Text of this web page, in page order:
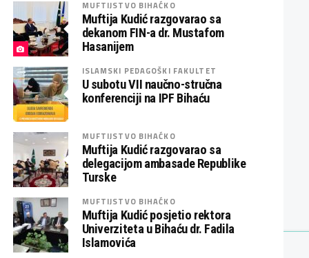
MUFTIJSTVO BIHAĆKO
Muftija Kudić razgovarao sa
dekanom FIN-a dr. Mustafom
Hasanijem
ISLAMSKI PEDAGOŠKI FAKULTET
U subotu VII naučno-stručna
konferenciji na IPF Bihaću
MUFTIJSTVO BIHAĆKO
Muftija Kudić razgovarao sa
delegacijom ambasade Republike
Turske
MUFTIJSTVO BIHAĆKO
Muftija Kudić posjetio rektora
Univerziteta u Bihaću dr. Fadila
Islamovića